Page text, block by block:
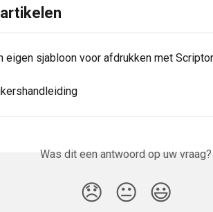
eigen sjabloon voor afdrukken met
Was dit een antwoord op uw vraag?
😞 😐 😃